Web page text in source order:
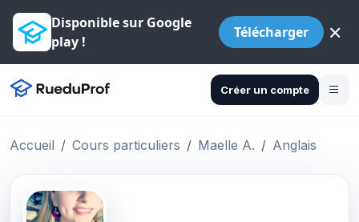
Disponible sur Google
play !
Télécharger ×
Créer un compte
Accueil Cours particuliers Maelle A. Anglais